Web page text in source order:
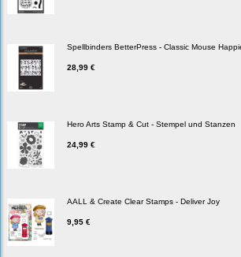
Spellbinders BetterPress - Classic Mouse
28,99 €
Hero Arts Stamp & Cut - Stempel und Stanzen
24,99 €
AALL & Create Clear Stamps - Deliver Joy
9,95 €